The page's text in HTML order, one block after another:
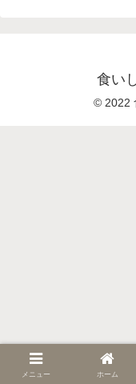
食い
© 2022
メニュー ホーム